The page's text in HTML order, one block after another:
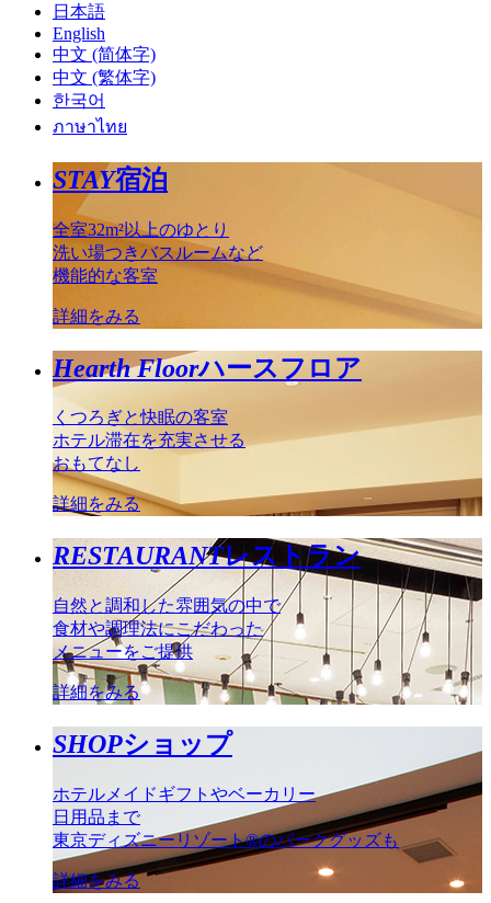
日本語
English
中文 (简体字)
中文 (繁体字)
한국어
ภาษาไทย
STAY宿泊
全室32m²以上のゆとり
洗い場つきバスルームなど
機能的な客室
詳細をみる
Hearth Floorハースフロア
くつろぎと快眠の客室
ホテル滞在を充実させる
おもてなし
詳細をみる
RESTAURANTレストラン
自然と調和した雰囲気の中で
食材や調理法にこだわった
メニューをご提供
詳細をみる
SHOPショップ
ホテルメイドギフトやベーカリー
日用品まで
東京ディズニーリゾート®のパークグッズも
詳細をみる